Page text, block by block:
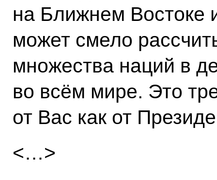
на Ближнем Востоке
может смело
множества наций в
во всём мире. Это
от Вас как от
<…>